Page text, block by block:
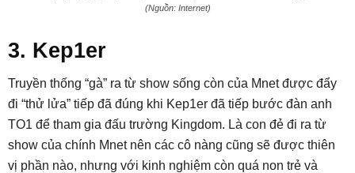
(Nguồn: Internet)
3. Kep1er
Truyền thống “gà” ra từ show sống còn của Mnet được đẩy
đi “thử lửa” tiếp đã đúng khi Kep1er đã tiếp bước đàn anh
TO1 để tham gia đấu trường Kingdom. Là con đẻ đi ra từ
show của chính Mnet nên các cô nàng cũng sẽ được thiên
vị phần nào, nhưng với kinh nghiệm còn quá non trẻ và